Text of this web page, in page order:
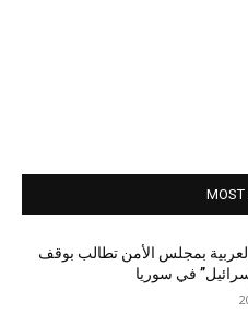
MOST
بمجلس الأمن تطالب بوقف
في سوريا